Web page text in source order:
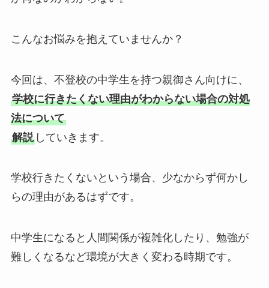
こんなお悩みを抱えていませんか？
今回は、不登校の中学生を持つ親御さん向けに、
学校に行きたくない理由がわからない場合の対処
法について
解説していきます。
学校行きたくないという場合、少なからず何かし
らの理由があるはずです。
中学生になると人間関係が複雑化したり、勉強が
難しくなるなど環境が大きく変わる時期です。